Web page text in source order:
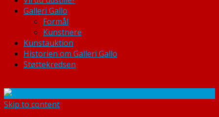
Galleri Gallo
Formål
Kunstnere
Kunstauktion
Historien om Galleri Gallo
Støttekredsen
Skip to content